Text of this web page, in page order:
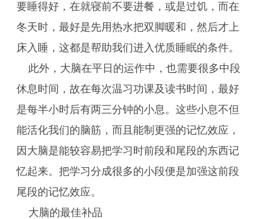
要睡得好，在就寝前不要进餐，或是过饥，而在
冬天时，最好是先用热水把双脚暖和，然后才上
床入睡，这都是帮助我们进入优质睡眠的条件。
此外，大脑在平日的运作中，也需要很多中段
休息时间，故在每次温习功课及读书时间，最好
是每半小时后有两三分钟的小息。这些小息不但
能活化我们的脑筋，而且能制更强的记忆效应，
因大脑是能较容易把学习时前段和尾段的东西记
忆起来。把学习分成很多的小段便是加强这前段
尾段的记忆效应。
大脑的最佳补品